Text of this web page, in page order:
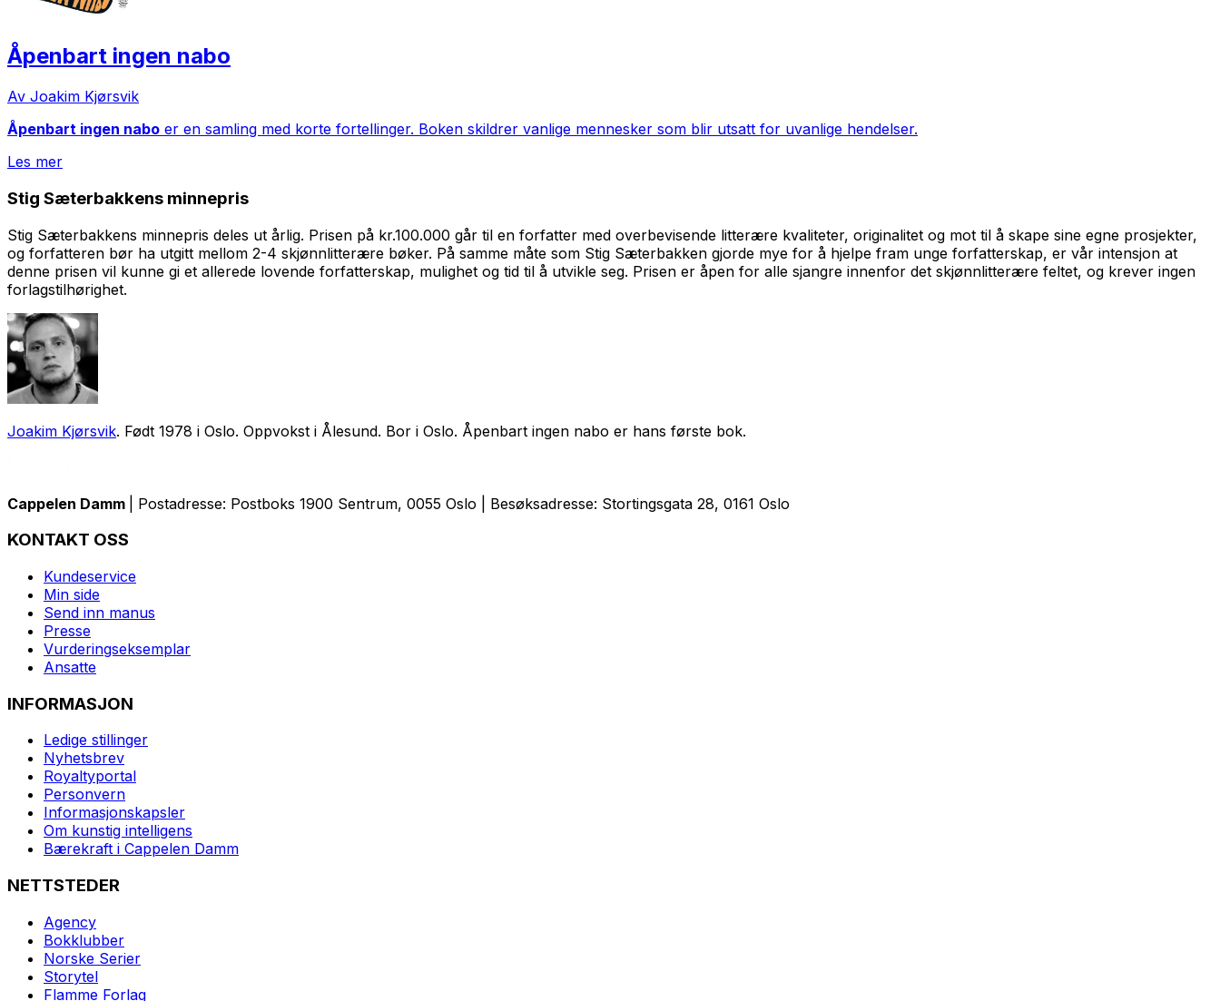
Åpenbart ingen nabo
Av Joakim Kjørsvik
Åpenbart ingen nabo er en samling med korte fortellinger. Boken skildrer vanlige mennesker som blir utsatt for uvanlige hendelser.
Les mer
Stig Sæterbakkens minnepris
Stig Sæterbakkens minnepris deles ut årlig. Prisen på kr.100.000 går til en forfatter med overbevisende litterære kvaliteter, originalitet og mot til å skape sine egne prosjekter,
og forfatteren bør ha utgitt mellom 2-4 skjønnlitterære bøker. På samme måte som Stig Sæterbakken gjorde mye for å hjelpe fram unge forfatterskap, er vår intensjon at
denne prisen vil kunne gi et allerede lovende forfatterskap, mulighet og tid til å utvikle seg. Prisen er åpen for alle sjangre innenfor det skjønnlitterære feltet, og krever ingen
forlagstilhørighet.
Joakim Kjørsvik. Født 1978 i Oslo. Oppvokst i Ålesund. Bor i Oslo. Åpenbart ingen nabo er hans første bok.
Cappelen Damm | Postadresse: Postboks 1900 Sentrum, 0055 Oslo | Besøksadresse: Stortingsgata 28, 0161 Oslo
KONTAKT OSS
Kundeservice
Min side
Send inn manus
Presse
Vurderingseksemplar
Ansatte
INFORMASJON
Ledige stillinger
Nyhetsbrev
Royaltyportal
Personvern
Informasjonskapsler
Om kunstig intelligens
Bærekraft i Cappelen Damm
NETTSTEDER
Agency
Bokklubber
Norske Serier
Storytel
Flamme Forlag